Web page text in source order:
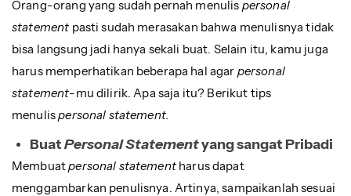
Orang-orang yang sudah pernah menulis personal
statement pasti sudah merasakan bahwa menulisnya tidak
bisa langsung jadi hanya sekali buat. Selain itu, kamu juga
harus memperhatikan beberapa hal agar personal
statement-mu dilirik. Apa saja itu? Berikut tips
menulispersonal statement.
BuatPersonal Statementyang sangat Pribadi
Membuatpersonal statement harus dapat
menggambarkan penulisnya. Artinya, sampaikanlah sesuai